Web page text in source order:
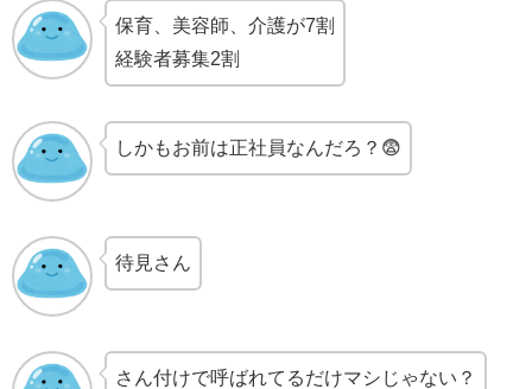
保育、美容師、介護が7割
経験者募集2割
しかもお前は正社員なんだろ？😨
待見さん
さん付けで呼ばれてるだけマシじゃない？